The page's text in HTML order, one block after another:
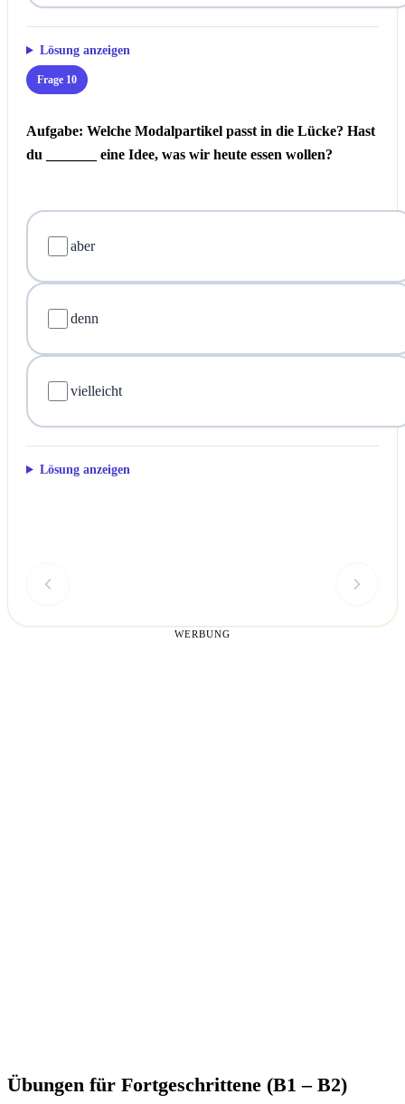
Lösung anzeigen
Frage 10
Aufgabe: Welche Modalpartikel passt in die Lücke? Hast
du _______ eine Idee, was wir heute essen wollen?
aber
denn
vielleicht
Lösung anzeigen
WERBUNG
Übungen für Fortgeschrittene (B1 – B2)